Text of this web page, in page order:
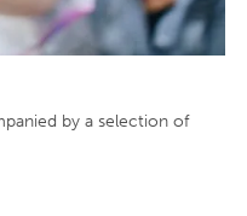
by a selection of